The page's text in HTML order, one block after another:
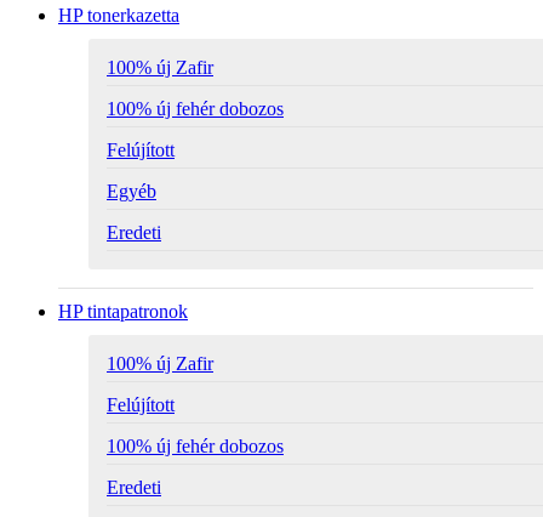
HP tonerkazetta
100% új Zafir
100% új fehér dobozos
Felújított
Egyéb
Eredeti
HP tintapatronok
100% új Zafir
Felújított
100% új fehér dobozos
Eredeti